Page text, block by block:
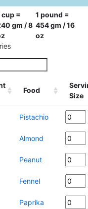
cup =
gm / 8
1 pound =
454 gm / 16
oz
Food
Size
Pistachio
Almond
Peanut
Fennel
Paprika